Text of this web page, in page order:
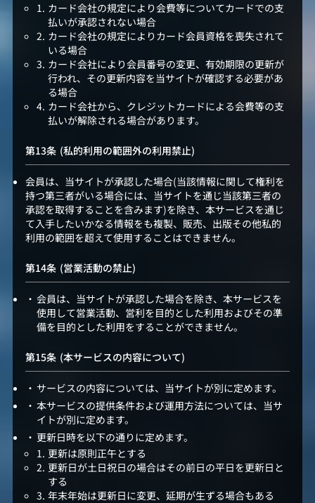
カード会社の規定により会費等についてカードでの支
払いが承認されない場合
カード会社の規定によりカード会員資格を喪失されて
いる場合
カード会社により会員番号の変更、有効期限の更新が
行われ、その更新内容を当サイトが確認する必要があ
る場合
カード会社から、クレジットカードによる会費等の支
払いが解除される場合があります。
(私的利用の範囲外の利用禁止)
会員は、当サイトが承認した場合(当該情報に関して権利を
持つ第三者がいる場合には、当サイトを通じ当該第三者の
承認を取得することを含みます)を除き、本サービスを通じ
て入手したいかなる情報をも複製、販売、出版その他私的
利用の範囲を超えて使用することはできません。
(営業活動の禁止)
会員は、当サイトが承認した場合を除き、本サービスを
使用して営業活動、営利を目的とした利用およびその準
備を目的とした利用をすることができません。
(本サービスの内容について)
サービスの内容については、当サイトが別に定めます。
本サービスの提供条件および運用方法については、当サ
イトが別に定めます。
更新日時を以下の通りに定めます。
更新は原則正午とする
更新日が土日祝日の場合はその前日の平日を更新日と
する
年末年始は更新日に変更、延期が生ずる場合もある